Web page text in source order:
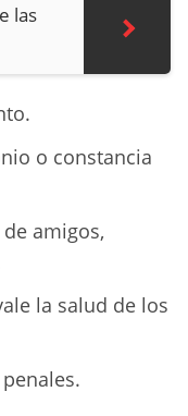
las
o constancia
amigos,
la salud de los